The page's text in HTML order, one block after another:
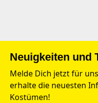
Neuigkeiten und
Melde Dich jetzt für
erhalte die neuesten
Kostümen!